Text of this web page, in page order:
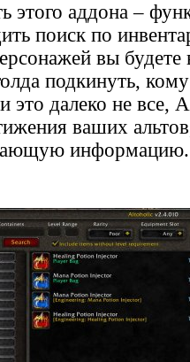
этого аддона –
поиск по
вы
подкинуть,
далеко не все,
ваших
информацию.